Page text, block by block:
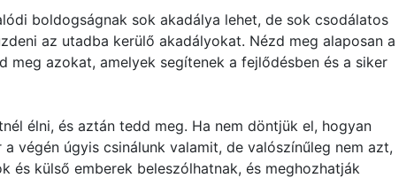
boldogságnak sok akadálya lehet, de sok csodálatos
az utadba kerülő akadályokat. Nézd meg alaposan a
meg azokat, amelyek segítenek a fejlődésben és a siker
élni, és aztán tedd meg. Ha nem döntjük el, hogyan
végén úgyis csinálunk valamit, de valószínűleg nem azt,
és külső emberek beleszólhatnak, és meghozhatják